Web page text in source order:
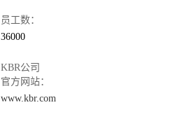
员工数：
36000
KBR公司
官方网站：
www.kbr.com